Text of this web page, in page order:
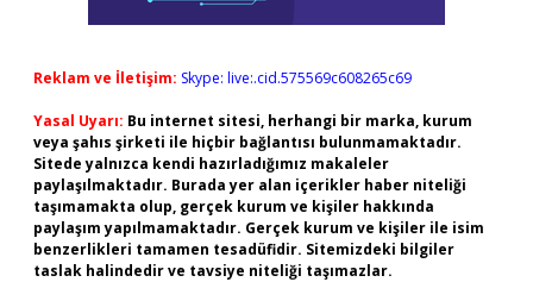
Reklam ve İletişim: Skype: live:.cid.575569c608265c69
Yasal Uyarı: Bu internet sitesi, herhangi bir marka, kurum
veya şahıs şirketi ile hiçbir bağlantısı bulunmamaktadır.
Sitede yalnızca kendi hazırladığımız makaleler
paylaşılmaktadır. Burada yer alan içerikler haber niteliği
taşımamakta olup, gerçek kurum ve kişiler hakkında
paylaşım yapılmamaktadır. Gerçek kurum ve kişiler ile isim
benzerlikleri tamamen tesadüfidir. Sitemizdeki bilgiler
taslak halindedir ve tavsiye niteliği taşımazlar.